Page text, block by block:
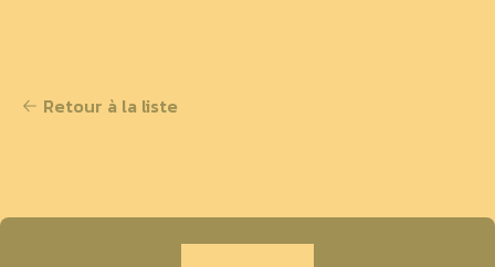
Retour à la liste